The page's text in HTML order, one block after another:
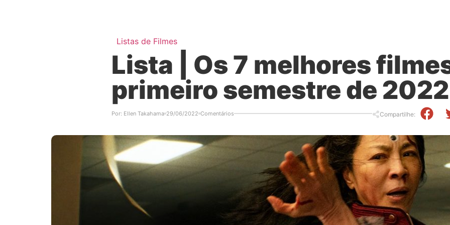
Listas de Filmes
Lista | Os 7 melhores
primeiro semestre de 2022
Por: Ellen Takahama 29/06/2022 Comentários Compartilhe: